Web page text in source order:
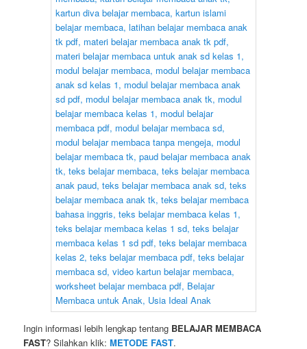
Ingin informasi lebih lengkap tentang BELAJAR MEMBACA
FAST? Silahkan klik:METODE FAST.